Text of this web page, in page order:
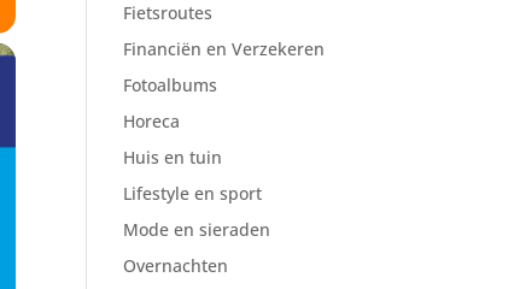
Fietsroutes
Financiën en Verzekeren
Fotoalbums
Horeca
Huis en tuin
Lifestyle en sport
Mode en sieraden
Overnachten